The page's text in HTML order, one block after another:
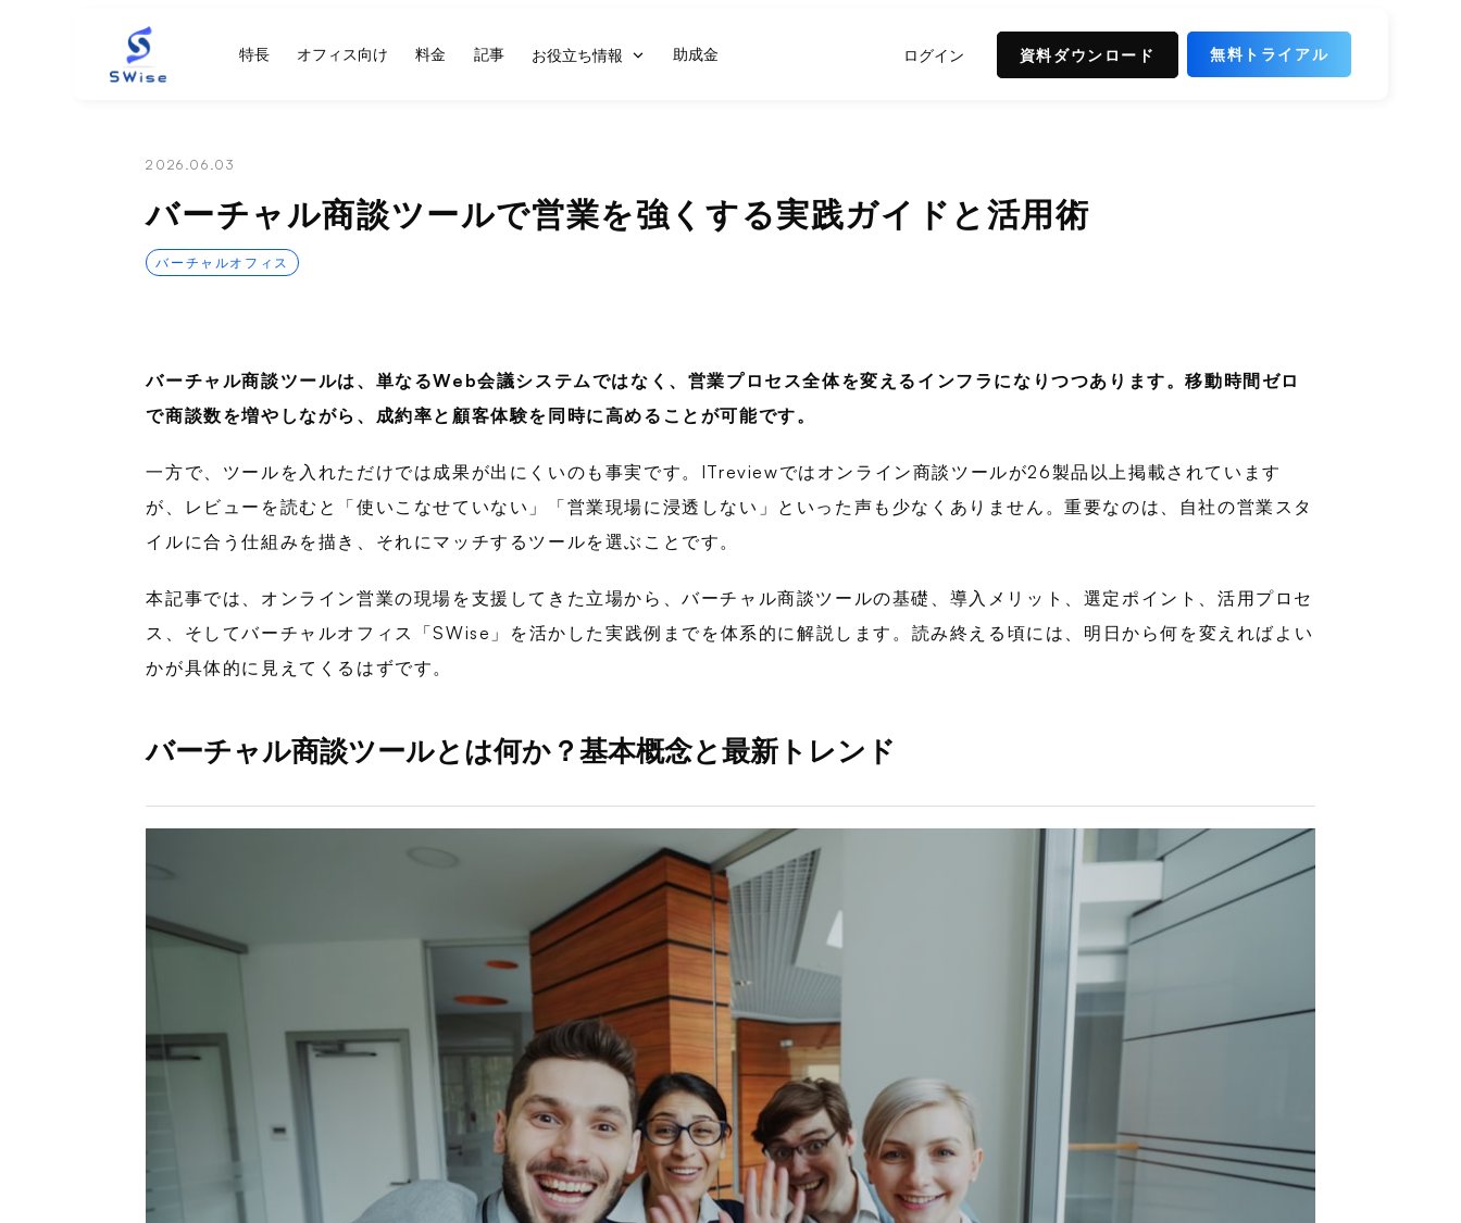
特長 オフィス向け 料金 記事 お役立ち情報 助成金 ログイン 資料ダウンロード 無料トライアル
2026.06.03
バーチャル商談ツールで営業を強くする実践ガイドと活用術
バーチャルオフィス
バーチャル商談ツールは、単なるWeb会議システムではなく、営業プロセス全体を変えるインフラになりつつあります。移動時間ゼロ
で商談数を増やしながら、 成約率と顧客体験を同時に高めることが可能です。
一方で、ツールを入れただけでは成果が出にくいのも事実です。ITreviewではオンライン商談ツールが26製品以上掲載されています
が、レビューを読むと「使いこなせていない」「営業現場に浸透しない」といった声も少なくありません。重要なのは、自社の営業スタ
イルに合う仕組みを描き、それにマッチするツールを選ぶことです。
本記事では、オンライン営業の現場を支援してきた立場から、バーチャル商談ツールの基礎、導入メリット、選定ポイント、活用プロセ
ス、そしてバーチャルオフィス「SWise」を活かした実践例までを体系的に解説します。読み終える頃には、明日から何を変えればよい
かが具体的に見えてくるはずです。
バーチャル商談ツールとは何か？基本概念と最新トレンド